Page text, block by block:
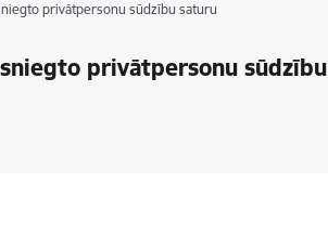
privātpersonu sūdzību saturu
privātpersonu sūdzību